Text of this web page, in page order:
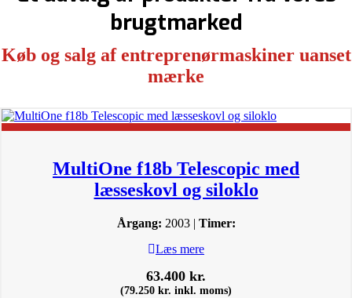
brugtmarked
Køb og salg af entreprenørmaskiner uanset
mærke
MultiOne f18b Telescopic med
læsseskovl og siloklo
Årgang: 2003 | Timer:
Læs mere
63.400 kr.
(79.250 kr. inkl. moms)